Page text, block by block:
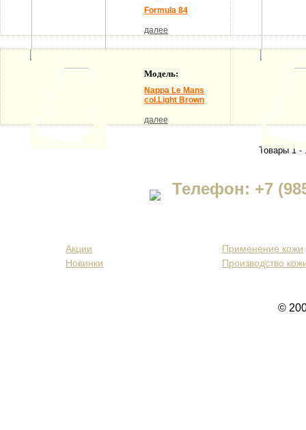
Formula 84
далее
Модель:
Nappa Le Mans
col.Light Brown
далее
Товары 1 -
Телефон: +7
Акции
Новинки
Применение кожи
Производство
©